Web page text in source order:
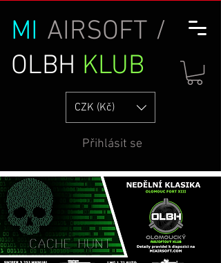
MI AIRSOFT /
OLBH KLUB
Přihlásit se
CZK (Kč)